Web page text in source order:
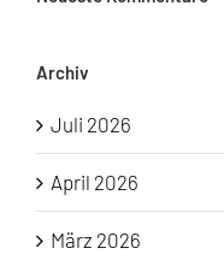
Archiv
Juli 2026
April 2026
März 2026